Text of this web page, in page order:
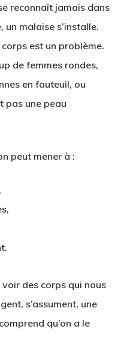
reconnaît jamais dans
un malaise s’installe.
est un problème.
de femmes rondes,
en fauteuil, ou
pas une peau
peut mener à :
voir des corps qui nous
s’assument, une
qu’on a le